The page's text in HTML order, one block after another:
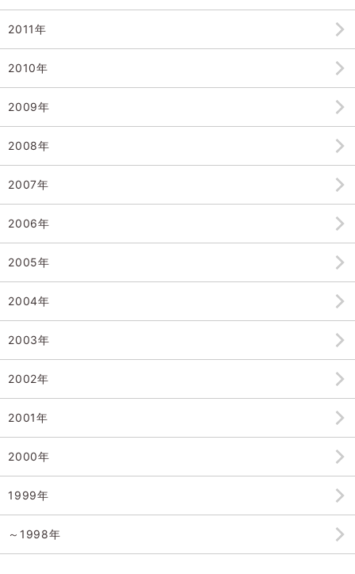
2011年
2010年
2009年
2008年
2007年
2006年
2005年
2004年
2003年
2002年
2001年
2000年
1999年
～1998年